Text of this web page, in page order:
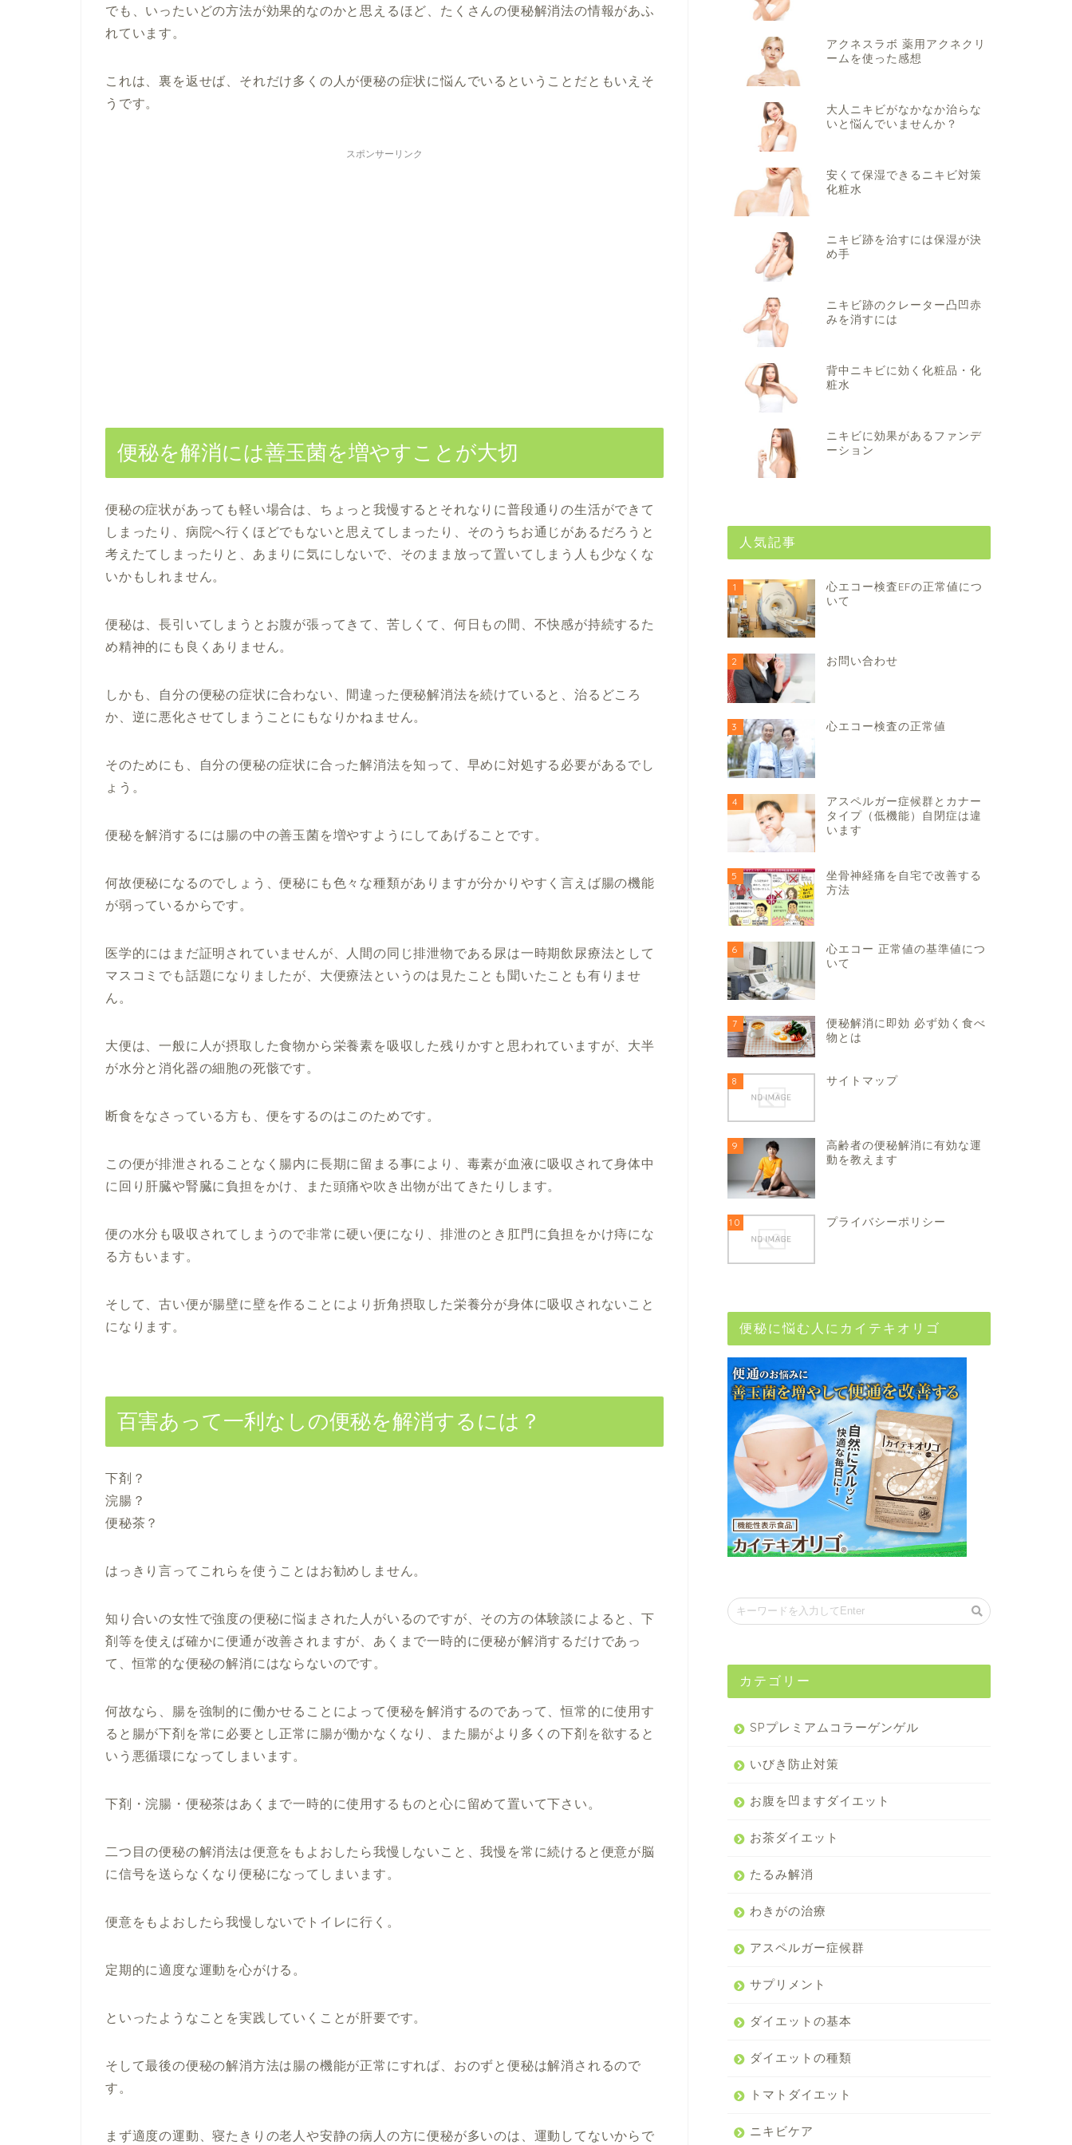
でも、いったいどの方法が効果的なのかと思えるほど、たくさんの便秘解消法の情報があふ
れています。
これは、裏を返せば、それだけ多くの人が便秘の症状に悩んでいるということだともいえそ
うです。
スポンサーリンク
便秘を解消には善玉菌を増やすことが大切
便秘の症状があっても軽い場合は、ちょっと我慢するとそれなりに普段通りの生活ができて
しまったり、病院へ行くほどでもないと思えてしまったり、そのうちお通じがあるだろうと
考えたてしまったりと、あまりに気にしないで、そのまま放って置いてしまう人も少なくな
いかもしれません。
便秘は、長引いてしまうとお腹が張ってきて、苦しくて、何日もの間、不快感が持続するた
め精神的にも良くありません。
しかも、自分の便秘の症状に合わない、間違った便秘解消法を続けていると、治るどころ
か、逆に悪化させてしまうことにもなりかねません。
そのためにも、自分の便秘の症状に合った解消法を知って、早めに対処する必要があるでし
ょう。
便秘を解消するには腸の中の善玉菌を増やすようにしてあげることです。
何故便秘になるのでしょう、便秘にも色々な種類がありますが分かりやすく言えば腸の機能
が弱っているからです。
医学的にはまだ証明されていませんが、人間の同じ排泄物である尿は一時期飲尿療法として
マスコミでも話題になりましたが、大便療法というのは見たことも聞いたことも有りませ
ん。
大便は、一般に人が摂取した食物から栄養素を吸収した残りかすと思われていますが、大半
が水分と消化器の細胞の死骸です。
断食をなさっている方も、便をするのはこのためです。
この便が排泄されることなく腸内に長期に留まる事により、毒素が血液に吸収されて身体中
に回り肝臓や腎臓に負担をかけ、また頭痛や吹き出物が出てきたりします。
便の水分も吸収されてしまうので非常に硬い便になり、排泄のとき肛門に負担をかけ痔にな
る方もいます。
そして、古い便が腸壁に壁を作ることにより折角摂取した栄養分が身体に吸収されないこと
になります。
百害あって一利なしの便秘を解消するには？
下剤？
浣腸？
便秘茶？
はっきり言ってこれらを使うことはお勧めしません。
知り合いの女性で強度の便秘に悩まされた人がいるのですが、その方の体験談によると、下
剤等を使えば確かに便通が改善されますが、あくまで一時的に便秘が解消するだけであっ
て、恒常的な便秘の解消にはならないのです。
何故なら、腸を強制的に働かせることによって便秘を解消するのであって、恒常的に使用す
ると腸が下剤を常に必要とし正常に腸が働かなくなり、また腸がより多くの下剤を欲すると
いう悪循環になってしまいます。
下剤・浣腸・便秘茶はあくまで一時的に使用するものと心に留めて置いて下さい。
二つ目の便秘の解消法は便意をもよおしたら我慢しないこと、我慢を常に続けると便意が脳
に信号を送らなくなり便秘になってしまいます。
便意をもよおしたら我慢しないでトイレに行く。
定期的に適度な運動を心がける。
といったようなことを実践していくことが肝要です。
そして最後の便秘の解消方法は腸の機能が正常にすれば、おのずと便秘は解消されるので
す。
まず適度の運動、寝たきりの老人や安静の病人の方に便秘が多いのは、運動してないからで
アクネスラボ 薬用アクネクリ
ームを使った感想
大人ニキビがなかなか治らな
いと悩んでいませんか？
安くて保湿できるニキビ対策
化粧水
ニキビ跡を治すには保湿が決
め手
ニキビ跡のクレーター凸凹赤
みを消すには
背中ニキビに効く化粧品・化
粧水
ニキビに効果があるファンデ
ーション
人気記事
1
心エコー検査EFの正常値につ
いて
2 お問い合わせ
3 心エコー検査の正常値
4
アスペルガー症候群とカナー
タイプ（低機能）自閉症は違
います
5
坐骨神経痛を自宅で改善する
方法
6
心エコー 正常値の基準値につ
いて
7
便秘解消に即効 必ず効く食べ
物とは
8 サイトマップ
9
高齢者の便秘解消に有効な運
動を教えます
10 プライバシーポリシー
便秘に悩む人にカイテキオリゴ
カテゴリー
SPプレミアムコラーゲンゲル
いびき防止対策
お腹を凹ますダイエット
お茶ダイエット
たるみ解消
わきがの治療
アスペルガー症候群
サプリメント
ダイエットの基本
ダイエットの種類
トマトダイエット
ニキビケア